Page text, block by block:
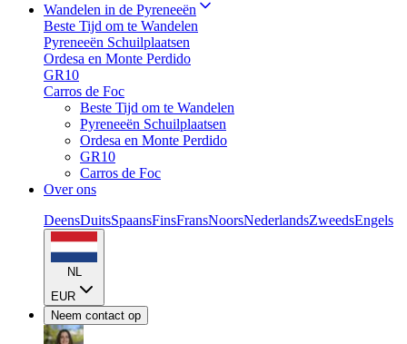
Wandelen in de Pyreneeën
Beste Tijd om te Wandelen
Pyreneeën Schuilplaatsen
Ordesa en Monte Perdido
GR10
Carros de Foc
Beste Tijd om te Wandelen
Pyreneeën Schuilplaatsen
Ordesa en Monte Perdido
GR10
Carros de Foc
Over ons
DeensDuitsSpaansFinsFransNoorsNederlandsZweedsEngels
NL
EUR
Neem contact op